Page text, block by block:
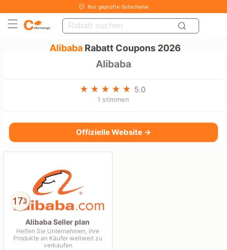
Nur geprüfte Gutscheine
AlibabaRabatt Coupons 2026
Alibaba
5.0
1 stimmen
Offizielle Website →
Alibaba Seller plan
Helfen Sie Unternehmen, ihre
Produkte an Käufer weltweit zu
verkaufen